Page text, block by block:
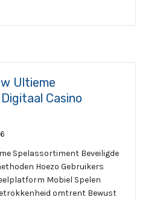
Ultieme
Casino
Spelassortiment Beveiligde
Hoezo Gebruikers
Mobiel Spelen
omtrent Bewust